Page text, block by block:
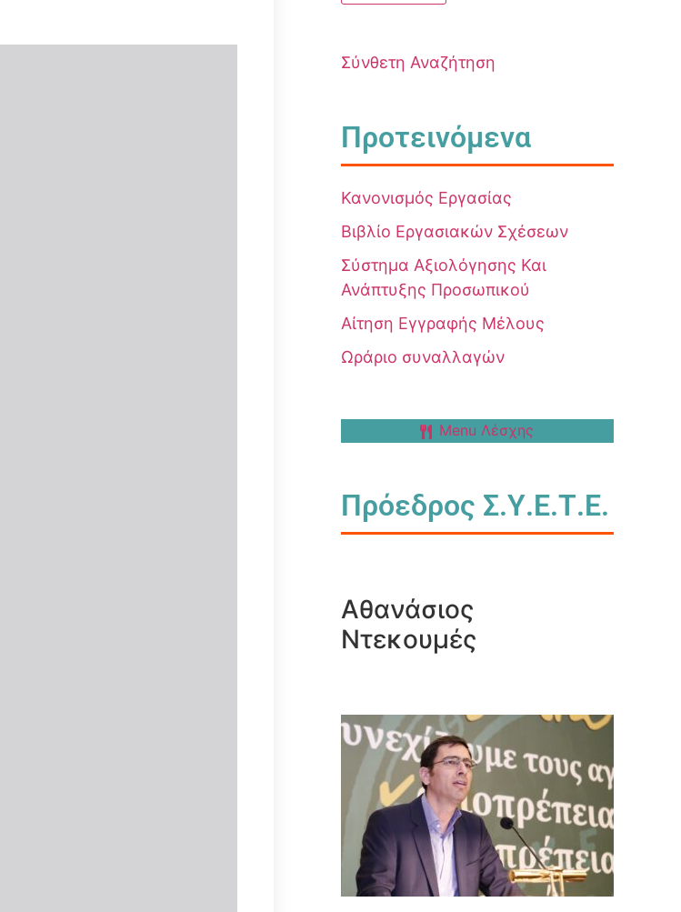
Σύνθετη Αναζήτηση
Προτεινόμενα
Κανονισμός Εργασίας
Βιβλίο Εργασιακών Σχέσεων
Σύστημα Αξιολόγησης Και
Ανάπτυξης Προσωπικού
Αίτηση Εγγραφής Μέλους
Ωράριο συναλλαγών
Menu Λέσχης
Πρόεδρος Σ.Υ.Ε.Τ.Ε.
Αθανάσιος
Ντεκουμές